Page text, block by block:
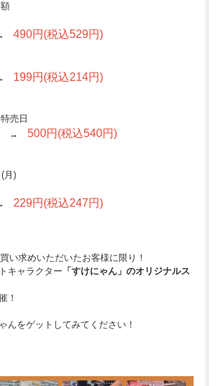
→ 490円(税込529円)
→ 199円(税込214円)
売日
円 → 500円(税込540円)
月)
→ 229円(税込247円)
い求めいただいたお客様に限り！
キャラクター 「すけにゃん」のオリジナルス
！
んをゲットしてみてください！